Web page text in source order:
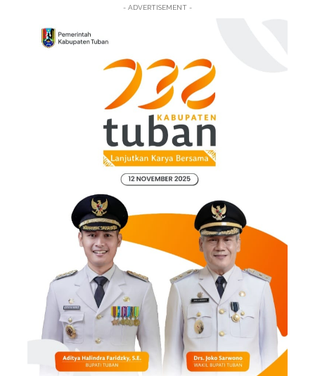
- ADVERTISEMENT -